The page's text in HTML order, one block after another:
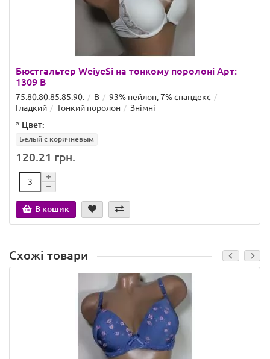
Бюстгальтер WeiyeSi на тонкому поролоні Арт:
1309 B
75.80.80.85.85.90. B
93% нейлон, 7% спандекс
Гладкий
Тонкий поролон
Знімні
* Цвет:
Белый с коричневым
120.21 грн.
В кошик
Схожі товари